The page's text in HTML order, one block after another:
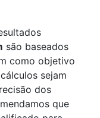
são baseados
como objetivo
sejam
dos
que